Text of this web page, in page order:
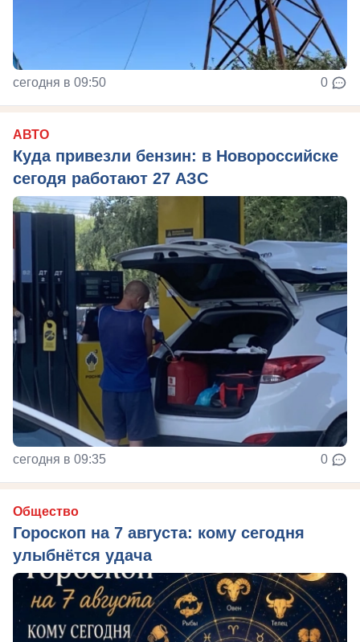
сегодня в 09:50 0
АВТО
Куда привезли бензин: в Новороссийске
сегодя работают 27 АЗС
сегодня в 09:35 0
Общество
Гороскоп на 7 августа: кому сегодня
улыбнётся удача